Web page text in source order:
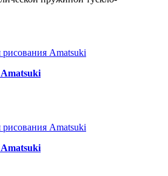
Amatsuki
Amatsuki